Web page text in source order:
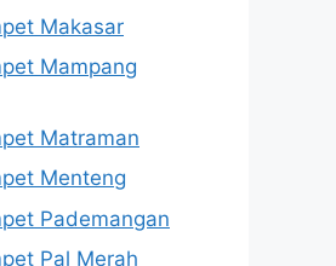
Makasar
Mampang
Matraman
Menteng
Pademangan
Pal Merah